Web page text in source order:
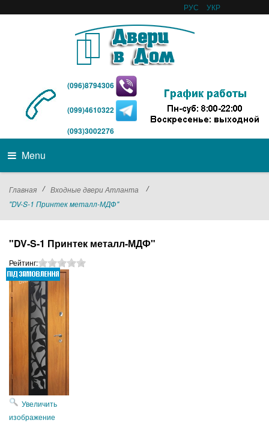
РУС УКР
(096)8794306
(099)4610322
(093)3002276
Menu
Главная / Входные двери Атланта
/
"DV-S-1 Принтек металл-МДФ"
"DV-S-1 Принтек металл-МДФ"
Рейтинг:
Увеличить
изображение